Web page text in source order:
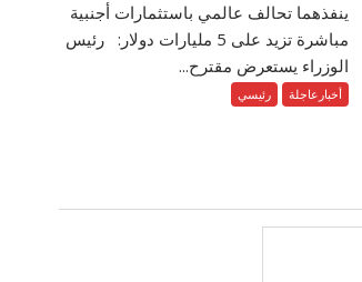
ينفذهما تحالف عالمي باستثمارات أجنبية
مباشرة تزيد على 5 مليارات دولار: رئيس
الوزراء يستعرض مقترح...
أخبارعاجلة رئيسي